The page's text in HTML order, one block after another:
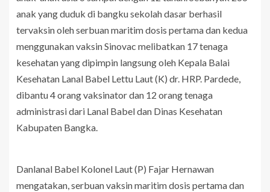
anak yang duduk di bangku sekolah dasar berhasil
tervaksin oleh serbuan maritim dosis pertama dan kedua
menggunakan vaksin Sinovac melibatkan 17 tenaga
kesehatan yang dipimpin langsung oleh Kepala Balai
Kesehatan Lanal Babel Lettu Laut (K) dr. HRP. Pardede,
dibantu 4 orang vaksinator dan 12 orang tenaga
administrasi dari Lanal Babel dan Dinas Kesehatan
Kabupaten Bangka.
Danlanal Babel Kolonel Laut (P) Fajar Hernawan
mengatakan, serbuan vaksin maritim dosis pertama dan